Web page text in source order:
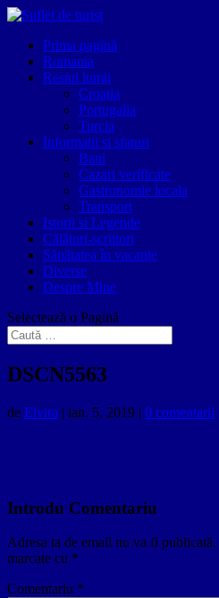
Prima pagină
Romania
Restul lumii
Croatia
Portugalia
Turcia
Informatii si sfaturi
Bani
Cazari verificate
Gastronomie locala
Transport
Istorii si Legende
Călători-scriitori
Sănătatea în vacanțe
Diverse
Despre Mine
Selectează o Pagină
DSCN5563
de Elvira | ian. 5, 2019 | 0 comentarii
Introdu Comentariu
Adresa ta de email nu va fi publicată.
marcate cu *
Comentariu *